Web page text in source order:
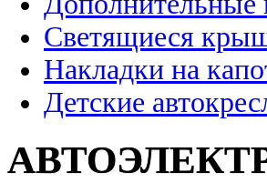
Светящиеся
Накладки на
Детские